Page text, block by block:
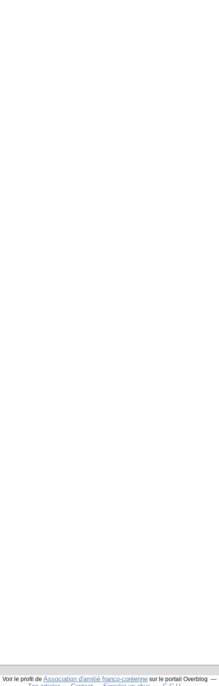
Voir le profil de Association d'amitié franco-coréenne sur le portail Overblog